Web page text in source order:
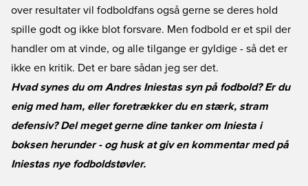
over resultater vil fodboldfans også gerne se deres hold
spille godt og ikke blot forsvare. Men fodbold er et spil der
handler om at vinde, og alle tilgange er gyldige - så det er
ikke en kritik. Det er bare sådan jeg ser det.
Hvad synes du om Andres Iniestas syn på fodbold? Er du
enig med ham, eller foretrækker du en stærk, stram
defensiv? Del meget gerne dine tanker om Iniesta i
boksen herunder - og husk at giv en kommentar med på
Iniestas nye fodboldstøvler.